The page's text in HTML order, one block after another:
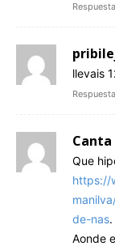
Respuesta
llevais
Respuesta
Que
https://
de-nas.
Aonde